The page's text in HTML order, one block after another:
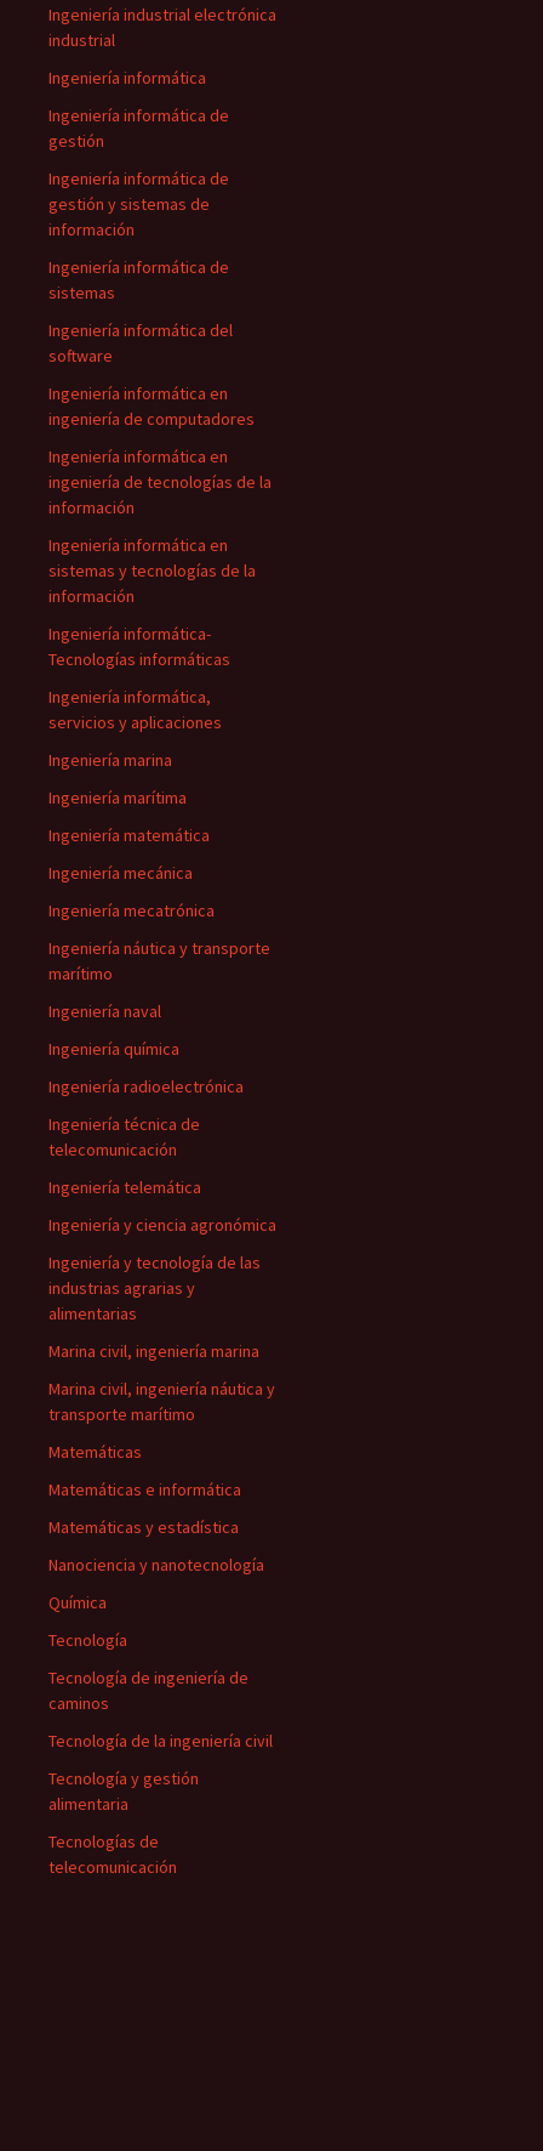
Ingeniería industrial electrónica
industrial
Ingeniería informática
Ingeniería informática de
gestión
Ingeniería informática de
gestión y sistemas de
información
Ingeniería informática de
sistemas
Ingeniería informática del
software
Ingeniería informática en
ingeniería de computadores
Ingeniería informática en
ingeniería de tecnologías de la
información
Ingeniería informática en
sistemas y tecnologías de la
información
Ingeniería informática-
Tecnologías informáticas
Ingeniería informática,
servicios y aplicaciones
Ingeniería marina
Ingeniería marítima
Ingeniería matemática
Ingeniería mecánica
Ingeniería mecatrónica
Ingeniería náutica y transporte
marítimo
Ingeniería naval
Ingeniería química
Ingeniería radioelectrónica
Ingeniería técnica de
telecomunicación
Ingeniería telemática
Ingeniería y ciencia agronómica
Ingeniería y tecnología de las
industrias agrarias y
alimentarias
Marina civil, ingeniería marina
Marina civil, ingeniería náutica y
transporte marítimo
Matemáticas
Matemáticas e informática
Matemáticas y estadística
Nanociencia y nanotecnología
Química
Tecnología
Tecnología de ingeniería de
caminos
Tecnología de la ingeniería civil
Tecnología y gestión
alimentaria
Tecnologías de
telecomunicación